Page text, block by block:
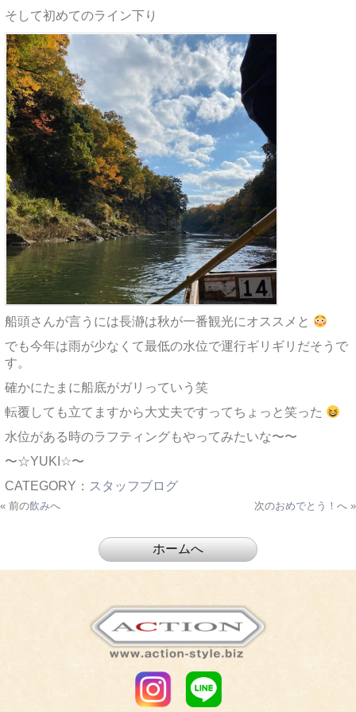
そして初めてのライン下り
船頭さんが言うには長瀞は秋が一番観光にオススメと
でも今年は雨が少なくて最低の水位で運行ギリギリだそうで
す。
確かにたまに船底がガリっていう笑
転覆しても立てますから大丈夫ですってちょっと笑った
水位がある時のラフティングもやってみたいな〜〜
〜☆YUKI☆〜
CATEGORY： スタッフブログ
« 前の飲みへ 次のおめでとう！ へ »